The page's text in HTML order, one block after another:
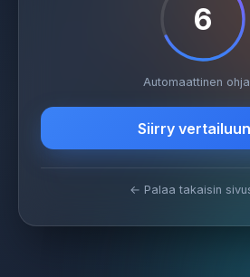
6
Automaattinen
Siirry vertailuun
← Palaa takaisin